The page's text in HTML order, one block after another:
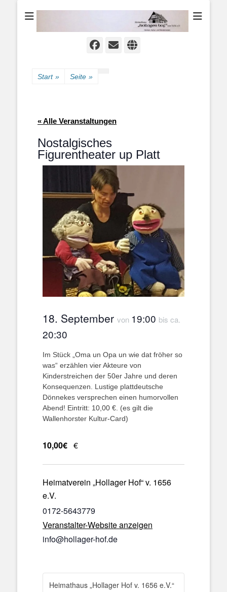
Heimathaus
Hollager Hof v.
Facebook
E-
Website
Start » Seite »
« Alle Veranstaltungen
Nostalgisches
Figurentheater up Platt
18. September von 19:00 bis ca.
20:30
Im Stück „Oma un Opa un wie dat fröher so
was“ erzählen vier Akteure von
Kinderstreichen der 50er Jahre und deren
Konsequenzen. Lustige plattdeutsche
Dönnekes versprechen einen humorvollen
Abend! Eintritt: 10,00 €. (es gilt die
Wallenhorster Kultur-Card)
10,00€ €
Heimatverein „Hollager Hof“ v. 1656
e.V.
0172-5643779
Veranstalter-Website anzeigen
info@hollager-hof.de
Heimathaus „Hollager Hof v. 1656 e.V.“